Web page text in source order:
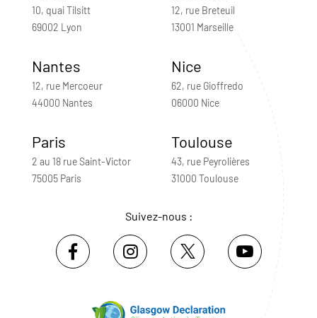
10, quai Tilsitt
69002 Lyon
12, rue Breteuil
13001 Marseille
Nantes
12, rue Mercoeur
44000 Nantes
Nice
62, rue Gioffredo
06000 Nice
Paris
2 au 18 rue Saint-Victor
75005 Paris
Toulouse
43, rue Peyrolières
31000 Toulouse
Suivez-nous :